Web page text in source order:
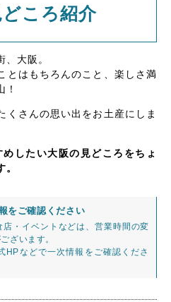
ころ紹介
大阪。
とはもちろんのこと、楽しさ満
くさんの思い出をお土産にしま
したい大阪の見どころをちょ
をご確認ください
・イベントなどは、営業時間の変
ざいます。
HPなどで一次情報をご確認くださ